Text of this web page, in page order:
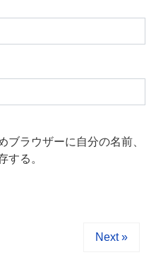
ブラウザーに自分の名前、
する。
Next »